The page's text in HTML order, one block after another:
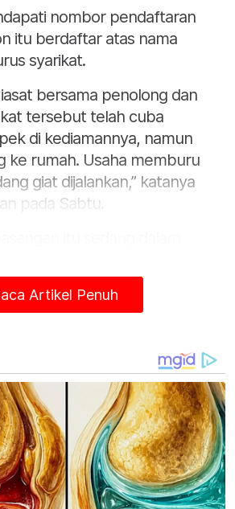
nombor pendaftaran
itu berdaftar atas nama
syarikat.
bersama penolong dan
tersebut telah cuba
di kediamannya, namun
ke rumah. Usaha memburu
giat dijalankan,” katanya
pada Sabtu.
motosikal jenis Honda Wave
berlaku.
dihantar ke Jabatan
Hospital Melaka untuk
katanya.
dirempuh pacuan empat roda
Artikel Penuh